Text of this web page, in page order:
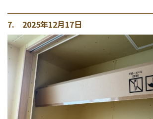
7. 2025年12月17日